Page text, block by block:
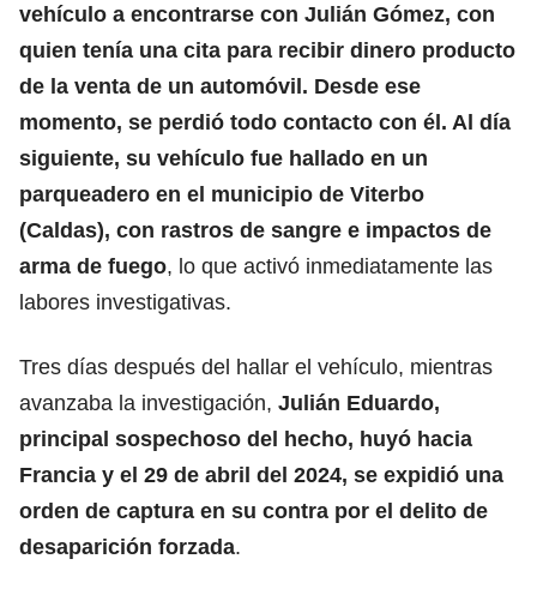
vehículo a encontrarse con Julián Gómez, con
quien tenía una cita para recibir dinero producto
de la venta de un automóvil. Desde ese
momento, se perdió todo contacto con él. Al día
siguiente, su vehículo fue hallado en un
parqueadero en el municipio de Viterbo
(Caldas), con rastros de sangre e impactos de
arma de fuego, lo que activó inmediatamente las
labores investigativas.
Tres días después del hallar el vehículo, mientras
avanzaba la investigación, Julián Eduardo,
principal sospechoso del hecho, huyó hacia
Francia y el 29 de abril del 2024, se expidió una
orden de captura en su contra por el delito de
desaparición forzada.